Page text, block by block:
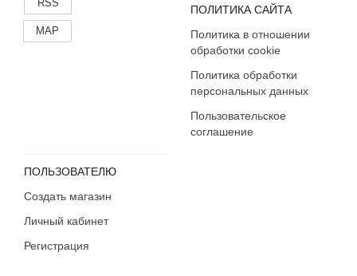
RSS
MAP
ПОЛИТИКА САЙТА
Политика в отношении
обработки cookie
Политика обработки
персональных данных
Пользовательское
соглашение
ПОЛЬЗОВАТЕЛЮ
Создать магазин
Личный кабинет
Регистрация